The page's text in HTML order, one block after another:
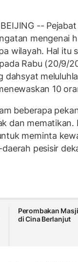
BEIJING --
mengenai
wilayah. Hal itu
Rabu (20/9/
dahsyat
10
beberapa
dan
meminta
pesisir
Perombakan
di Cina Berlanjut